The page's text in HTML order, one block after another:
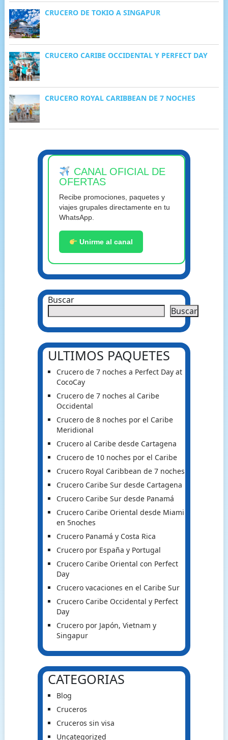
CRUCERO DE TOKIO A SINGAPUR
CRUCERO CARIBE OCCIDENTAL Y PERFECT DAY
CRUCERO ROYAL CARIBBEAN DE 7 NOCHES
CANAL OFICIAL DE
OFERTAS
Recibe promociones, paquetes y
viajes grupales directamente en tu
WhatsApp.
Unirme al canal
Buscar
Buscar
ULTIMOS PAQUETES
Crucero de 7 noches a Perfect Day at
CocoCay
Crucero de 7 noches al Caribe
Occidental
Crucero de 8 noches por el Caribe
Meridional
Crucero al Caribe desde Cartagena
Crucero de 10 noches por el Caribe
Crucero Royal Caribbean de 7 noches
Crucero Caribe Sur desde Cartagena
Crucero Caribe Sur desde Panamá
Crucero Caribe Oriental desde Miami
en 5noches
Crucero Panamá y Costa Rica
Crucero por España y Portugal
Crucero Caribe Oriental con Perfect
Day
Crucero vacaciones en el Caribe Sur
Crucero Caribe Occidental y Perfect
Day
Crucero por Japón, Vietnam y
Singapur
CATEGORIAS
Blog
Cruceros
Cruceros sin visa
Uncategorized